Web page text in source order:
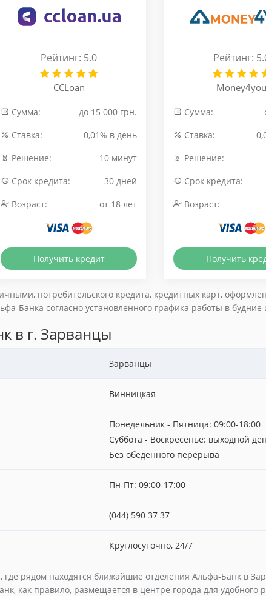
Рейтинг: 5.0
CCLoan
Сумма:
до 15 000 грн.
Cтавка:
0,01% в день
Решение:
10 минут
Срок кредита:
30 дней
Возраст:
от 18 лет
Получить кредит
Рейтинг:
Money4you
Сумма:
Cтавка:
Решение:
Срок кредита:
Возраст:
Получить
потребительского кредита, кредитных карт,
Банка согласно установленного графика работы в
в г. Зарванцы
Зарванцы
Винницкая
Понедельник - Пятница: 09:00-18:00
Суббота - Воскресенье: выходной
Без обеденного перерыва
Пн-Пт: 09:00-17:00
(044) 590 37 37
Круглосуточно, 24/7
рядом находятся ближайшие отделения Альфа-Банк в
как правило, размещается в центре города для удобного